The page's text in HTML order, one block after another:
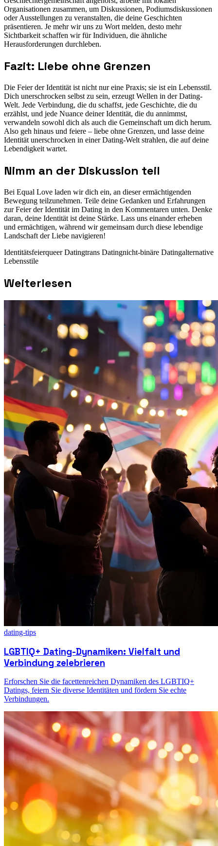
Organisationen zusammen, um Diskussionen, Podiumsdiskussionen
oder Ausstellungen zu veranstalten, die deine Geschichten
präsentieren. Je mehr wir uns zu Wort melden, desto mehr
Sichtbarkeit schaffen wir für Individuen, die ähnliche
Herausforderungen durchleben.
Fazit: Liebe ohne Grenzen
Die Feier der Identität ist nicht nur eine Praxis; sie ist ein Lebensstil.
Dich unerschrocken selbst zu sein, erzeugt Wellen in der Dating-
Welt. Jede Verbindung, die du schaffst, jede Geschichte, die du
erzählst, und jede Nuance deiner Identität, die du annimmst,
verwandeln sowohl dich als auch die Gemeinschaft um dich herum.
Also geh hinaus und feiere – liebe ohne Grenzen, und lasse deine
Identität unerschrocken in einer Dating-Welt strahlen, die auf deine
Lebendigkeit wartet.
Nimm an der Diskussion teil
Bei Equal Love laden wir dich ein, an dieser ermächtigenden
Bewegung teilzunehmen. Teile deine Gedanken und Erfahrungen
zur Feier der Identität im Dating in den Kommentaren unten. Denke
daran, deine Identität ist deine Stärke. Lass uns einander erheben
und ermächtigen, während wir gemeinsam durch diese lebendige
Landschaft der Liebe navigieren!
Identitätsfeierqueer Datingtrans Datingnicht-binäre Datingalternative
Lebensstile
Weiterlesen
dating-tips
LGBTIQ+ Dating-Dynamiken: Vielfalt und
Verbindung zelebrieren
Erforschen Sie die facettenreichen Dynamiken des LGBTIQ+
Datings, feiern Sie diverse Identitäten und fördern Sie echte
Verbindungen.